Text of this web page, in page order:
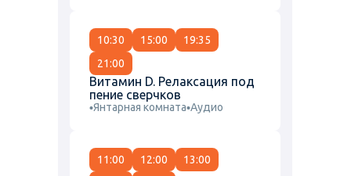
10:30 15:00
19:35
21:00
Витамин D. Релаксация под
пение сверчков
Янтарная комната Аудио
11:00 12:00
13:00